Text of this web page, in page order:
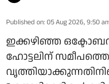
Published on: 05 Aug 2026, 9:50
ഇക്കഴിഞ്ഞ
ഹോട്ടലിന്